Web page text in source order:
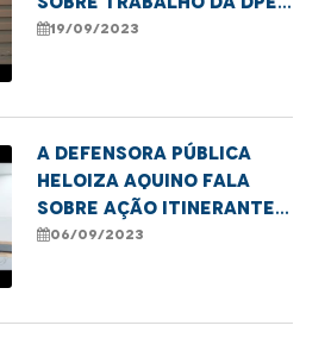
na região tocantina
19/09/2023
A defensora pública
Heloiza Aquino fala
sobre Ação Itinerante
em São José de Ribamar
06/09/2023